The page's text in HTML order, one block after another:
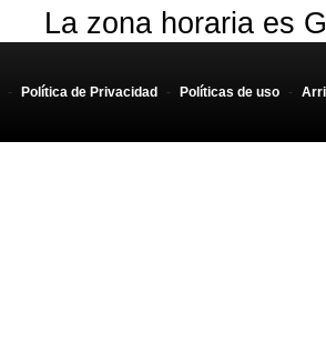
La zona horaria es
- Política de Privacidad - Políticas de uso -